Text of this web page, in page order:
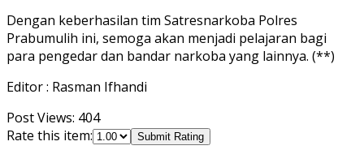
Dengan keberhasilan tim Satresnarkoba Polres
Prabumulih ini, semoga akan menjadi pelajaran bagi
para pengedar dan bandar narkoba yang lainnya. (**)
Editor : Rasman Ifhandi
Post Views: 404
Rate this item:
Submit Rating